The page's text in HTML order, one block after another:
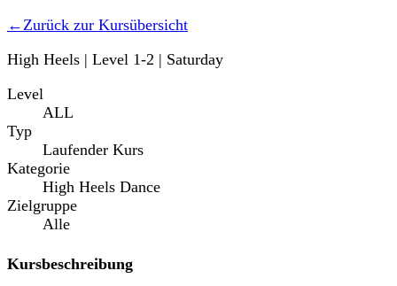
←Zurück zur Kursübersicht
High Heels | Level 1-2 | Saturday
Level
ALL
Typ
Laufender Kurs
Kategorie
High Heels Dance
Zielgruppe
Alle
Kursbeschreibung